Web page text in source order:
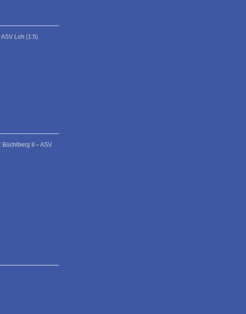
Loh ⟮1:5⟯
Büchlberg II – ASV